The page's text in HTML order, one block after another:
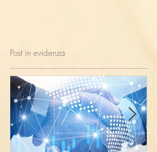
Post in evidenza